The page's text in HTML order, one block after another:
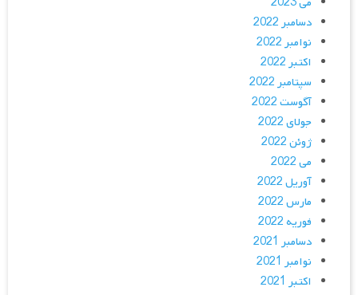
دسامبر 2022
نوامبر 2022
اکتبر 2022
سپتامبر 2022
آگوست 2022
جولای 2022
ژوئن 2022
می 2022
آوریل 2022
مارس 2022
فوریه 2022
دسامبر 2021
نوامبر 2021
اکتبر 2021